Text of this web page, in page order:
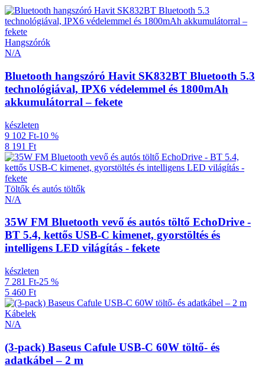
Hangszórók
N/A
Bluetooth hangszóró Havit SK832BT Bluetooth 5.3
technológiával, IPX6 védelemmel és 1800mAh
akkumulátorral – fekete
készleten
9 102 Ft-10 %
8 191 Ft
Töltők és autós töltők
N/A
35W FM Bluetooth vevő és autós töltő EchoDrive -
BT 5.4, kettős USB-C kimenet, gyorstöltés és
intelligens LED világítás - fekete
készleten
7 281 Ft-25 %
5 460 Ft
Kábelek
N/A
(3-pack) Baseus Cafule USB-C 60W töltő- és
adatkábel – 2 m